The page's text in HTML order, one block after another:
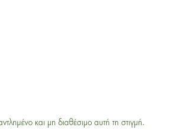
και μη διαθέσιμο αυτή τη στιγμή.